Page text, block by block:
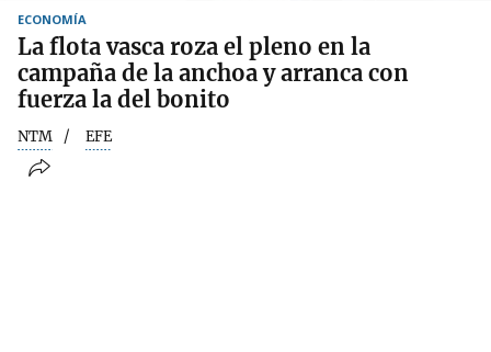
ECONOMÍA
La flota vasca roza el pleno en la
campaña de la anchoa y arranca con
fuerza la del bonito
NTM EFE